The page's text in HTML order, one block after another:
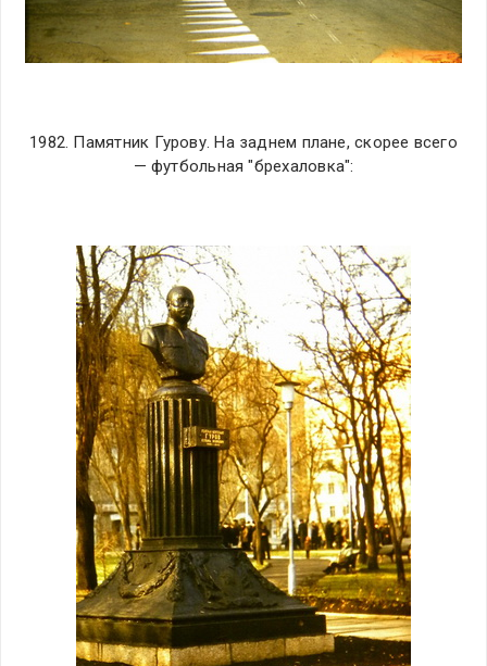
1982. Памятник Гурову. На заднем плане, скорее всего
— футбольная "брехаловка":